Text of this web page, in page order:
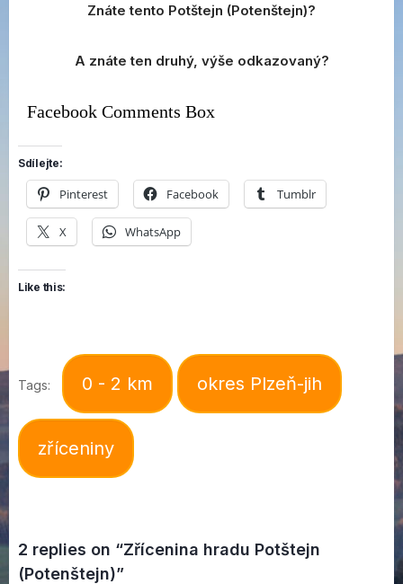
Znáte tento Potštejn (Potenštejn)?
A znáte ten druhý, výše odkazovaný?
Facebook Comments Box
Sdílejte:
Pinterest Facebook Tumblr
X WhatsApp
Like this:
Tags: 0 - 2 km okres Plzeň-jih
zříceniny
2 replies on “Zřícenina hradu Potštejn
(Potenštejn)”